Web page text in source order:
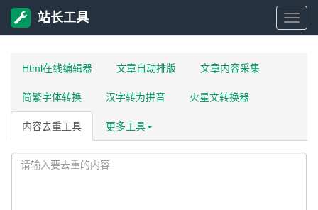
站
站长工具
Html在线编辑器 文章自动排版 文章内容采集
简繁字体转换 汉字转为拼音 火星文转换器
内容去重工具 更多工具